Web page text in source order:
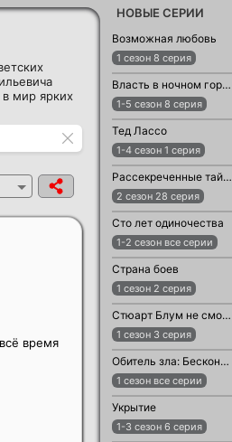
мир ярких
время
НОВЫЕ СЕРИИ
Возможная любовь
1 сезон 8 серия
Власть в ночном городе. Книга третья: Юность Кэнена
1-5 сезон 8 серия
Тед Лассо
1-4 сезон 1 серия
Рассекреченные тайны с Дэвидом Духовны
2 сезон 28 серия
Сто лет одиночества
1-2 сезон все серии
Страна боев
1 сезон 2 серия
Стюарт Блум не смог спасти вселенную
1 сезон 3 серия
Обитель зла: Бесконечная тьма
1 сезон все серии
Укрытие
1-3 сезон 6 серия